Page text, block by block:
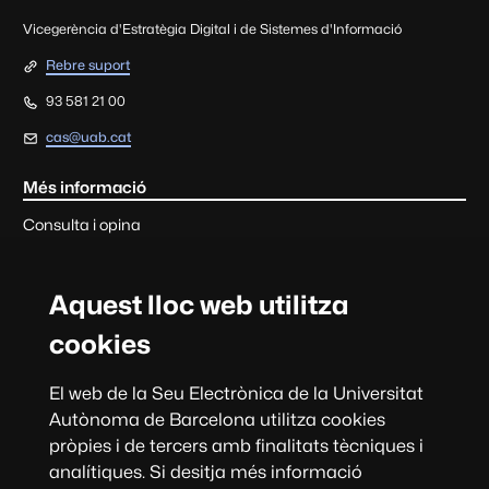
Aquest lloc web utilitza
cookies
El web de la Seu Electrònica de la Universitat
Autònoma de Barcelona utilitza cookies
pròpies i de tercers amb finalitats tècniques i
analítiques. Si desitja més informació
Vicegerència d'Estratègia Digital i de Sistemes d'Informació
Rebre suport
93 581 21 00
cas@uab.cat
Més informació
Consulta i opina
Consultes, suggeriments, queixes i felicitacions
Universitat Autònoma de Barcelona